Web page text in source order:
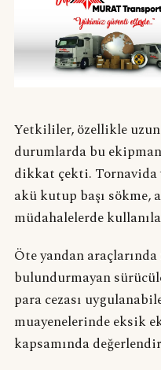
Yetkililer, özellikle
durumlarda bu
dikkat çekti. Tornavida
akü kutup başı sökme,
müdahalelerde
Öte yandan
bulundurmayan
para cezası
muayenelerinde eksik
kapsamında